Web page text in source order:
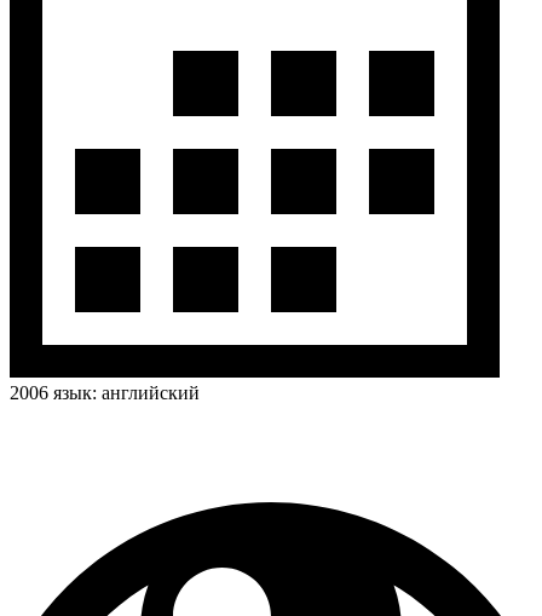
2006 язык: английский